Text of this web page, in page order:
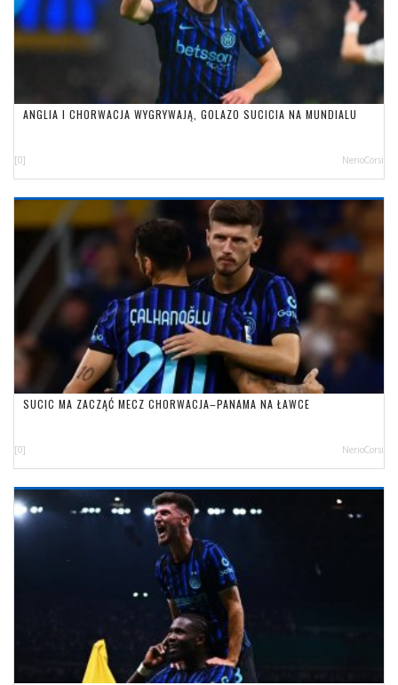
ANGLIA I CHORWACJA WYGRYWAJĄ, GOLAZO SUCICIA NA MUNDIALU
[0] NerioCorsi
SUCIC MA ZACZĄĆ MECZ CHORWACJA–PANAMA NA ŁAWCE
[0] NerioCorsi